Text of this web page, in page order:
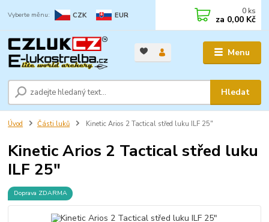
Menu
CZK EUR
Hledat
0 ks
za 0,00 Kč
Úvod Části luků Kinetic Arios 2 Tactical střed luku ILF 25"
Kinetic Arios 2 Tactical střed luku
ILF 25"
Doprava ZDARMA